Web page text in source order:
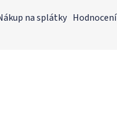
na splátky Hodnocení